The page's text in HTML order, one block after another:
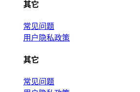
其它
常见问题
用户隐私政策
其它
常见问题